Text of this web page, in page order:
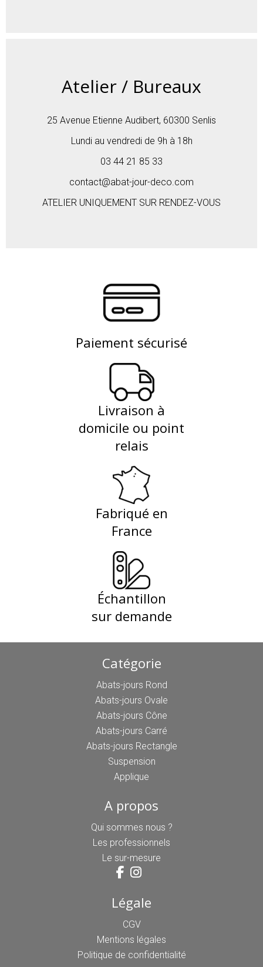
Atelier / Bureaux
25 Avenue Etienne Audibert, 60300 Senlis
Lundi au vendredi de 9h à 18h
03 44 21 85 33
contact@abat-jour-deco.com
ATELIER UNIQUEMENT SUR RENDEZ-VOUS
Paiement sécurisé
Livraison à
domicile ou point
relais
Fabriqué en
France
Échantillon
sur demande
Catégorie
Abats-jours Rond
Abats-jours Ovale
Abats-jours Cône
Abats-jours Carré
Abats-jours Rectangle
Suspension
Applique
A propos
Qui sommes nous ?
Les professionnels
Le sur-mesure
Légale
CGV
Mentions légales
Politique de confidentialité